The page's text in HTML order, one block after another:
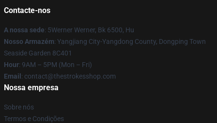
Contacte-nos
A nossa sede: 5Werner Werner, Bk 6500, Hu
Nosso Armazém: Yangjiang City-Yangdong County, Dongping Town
Seaside Garden 8C401
Hour: 9AM – 5PM (Mon – Fri)
Email : contact@thestrokesshop.com
Nossa empresa
Sobre nós
Termos e Condições